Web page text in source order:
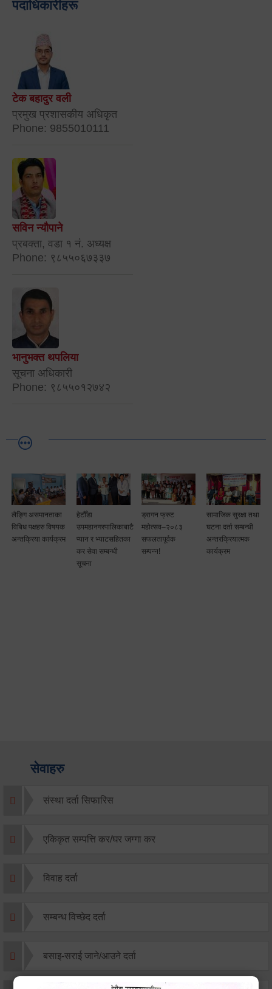
पदाधिकारीहरू
टेक बहादुर वली
प्रमुख प्रशासकीय अधिकृत
Phone: 9855010111
सविन न्यौपाने
प्रबक्ता, वडा १ नं. अध्यक्ष
Phone: ९८५५०६७३३७
भानुभक्त थपलिया
सूचना अधिकारी
Phone: ९८५५०१२७४२
लैङ्गि असमानताका
विबिध पक्षहरु विषयक
अन्तक्रिया कार्यक्रम
हेटौँडा
उपमहानगरपालिकाबाटै
प्यान र भ्याटसहितका
कर सेवा सम्बन्धी
सूचना
ड्रागन फ्रुट
महोत्सव–२०८३
सफलतापूर्वक
सम्पन्न!
सामाजिक सुरक्षा तथा
घटना दर्ता सम्बन्धी
अन्तरक्रियात्मक
कार्यक्रम
सेवाहरु
संस्था दर्ता सिफारिस
एकिकृत सम्पत्ति कर/घर जग्गा कर
विवाह दर्ता
सम्बन्ध विच्छेद दर्ता
बसाइ-सराई जाने/आउने दर्ता